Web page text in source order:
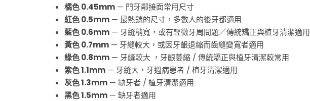
橘色 0.45mm — 門牙鄰接面常用尺寸
紅色 0.5mm — 最熱銷的尺寸，多數人的後牙都適用
藍色 0.6mm — 牙縫稍寬，或有輕微牙周問題／傳統矯正與植牙清潔適用
黃色 0.7mm — 牙縫較大，或因牙齦退縮而齒縫變寬者適用
綠色 0.8mm — 牙縫較大 ，牙齦萎縮 / 傳統矯正與植牙清潔較常用
紫色 1.1mm — 牙縫大，牙週病患者 / 植牙清潔適用
灰色 1.3mm — 缺牙者 / 植牙清潔適用
黑色 1.5mm — 缺牙者適用